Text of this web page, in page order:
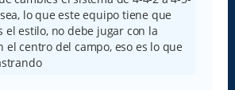
lo que este equipo tiene que
el estilo, no debe jugar con la
el centro del campo, eso es lo que